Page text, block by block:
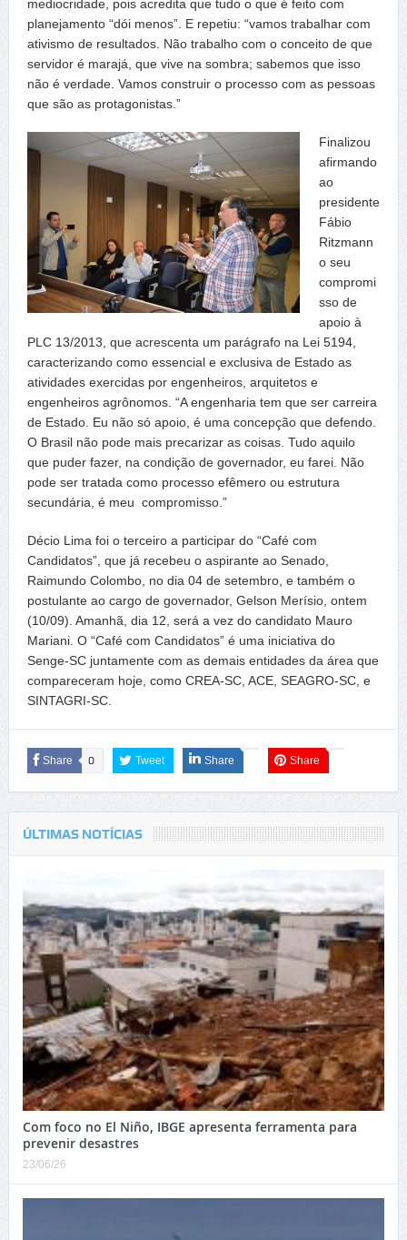
mediocridade, pois acredita que tudo o que é feito com
planejamento “dói menos”. E repetiu: “vamos trabalhar com
ativismo de resultados. Não trabalho com o conceito de que
servidor é marajá, que vive na sombra; sabemos que isso
não é verdade. Vamos construir o processo com as pessoas
que são as protagonistas.”
Finalizou
afirmando
ao
presidente
Fábio
Ritzmann
o seu
compromi
sso de
apoio à
PLC 13/2013, que acrescenta um parágrafo na Lei 5194,
caracterizando como essencial e exclusiva de Estado as
atividades exercidas por engenheiros, arquitetos e
engenheiros agrônomos. “A engenharia tem que ser carreira
de Estado. Eu não só apoio, é uma concepção que defendo.
O Brasil não pode mais precarizar as coisas. Tudo aquilo
que puder fazer, na condição de governador, eu farei. Não
pode ser tratada como processo efêmero ou estrutura
secundária, é meu compromisso.”
Décio Lima foi o terceiro a participar do “Café com
Candidatos”, que já recebeu o aspirante ao Senado,
Raimundo Colombo, no dia 04 de setembro, e também o
postulante ao cargo de governador, Gelson Merísio, ontem
(10/09). Amanhã, dia 12, será a vez do candidato Mauro
Mariani. O “Café com Candidatos” é uma iniciativa do
Senge-SC juntamente com as demais entidades da área que
compareceram hoje, como CREA-SC, ACE, SEAGRO-SC, e
SINTAGRI-SC.
Share 0 Tweet Share Share
ÚLTIMAS NOTÍCIAS
Com foco no El Niño, IBGE apresenta ferramenta para
prevenir desastres
23/06/26